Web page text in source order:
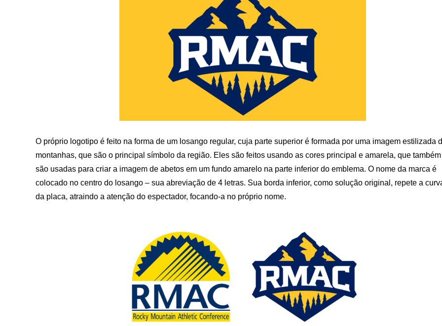
O próprio logotipo é feito na forma de um losango regular, cuja parte superior é formada por uma imagem estilizada
montanhas, que são o principal símbolo da região. Eles são feitos usando as cores principal e amarela, que também
são usadas para criar a imagem de abetos em um fundo amarelo na parte inferior do emblema. O nome da marca é
colocado no centro do losango – sua abreviação de 4 letras. Sua borda inferior, como solução original, repete a
da placa, atraindo a atenção do espectador, focando-a no próprio nome.